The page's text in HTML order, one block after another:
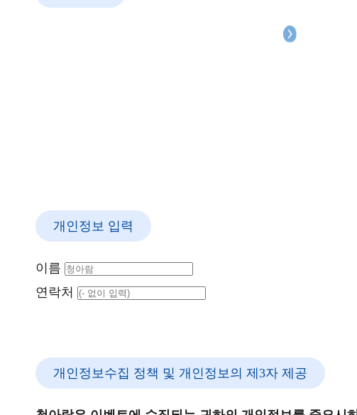
개인정보 입력
이름
연락처
개인정보수집 정책 및 개인정보의 제3자 제공